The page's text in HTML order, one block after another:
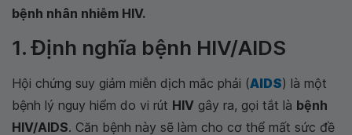
bệnh nhân nhiễm HIV.
1. Định nghĩa bệnh HIV/AIDS
Hội chứng suy giảm miễn dịch mắc phải (AIDS) là một
bệnh lý nguy hiểm do vi rút HIV gây ra, gọi tắt là bệnh
HIV/AIDS. Căn bệnh này sẽ làm cho cơ thể mất sức đề